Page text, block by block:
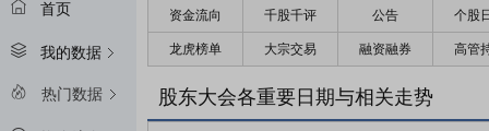
首页
我的数据
热门数据
资金流向 千股千评 公告 个股
龙虎榜单 大宗交易 融资融券 高管
股东大会各重要日期与相关走势